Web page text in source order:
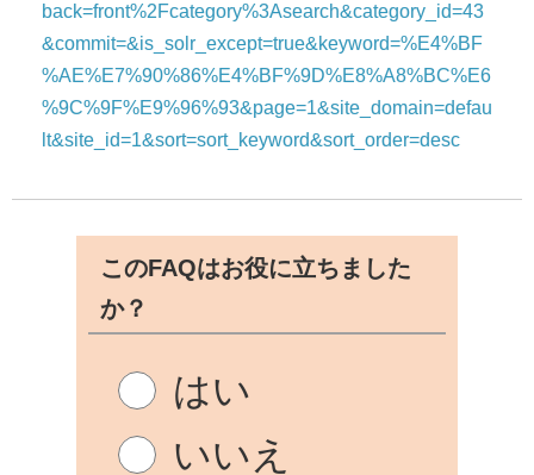
back=front%2Fcategory%3Asearch&category_id=43
&commit=&is_solr_except=true&keyword=%E4%BF
%AE%E7%90%86%E4%BF%9D%E8%A8%BC%E6
%9C%9F%E9%96%93&page=1&site_domain=defau
lt&site_id=1&sort=sort_keyword&sort_order=desc
このFAQはお役に立ちました
か？
はい
いいえ